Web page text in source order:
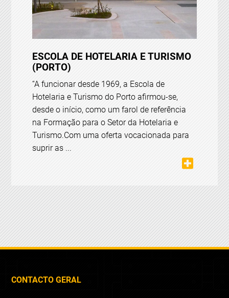
ESCOLA DE HOTELARIA E TURISMO
(PORTO)
“A funcionar desde 1969, a Escola de
Hotelaria e Turismo do Porto afirmou-se,
desde o início, como um farol de referência
na Formação para o Setor da Hotelaria e
Turismo.Com uma oferta vocacionada para
suprir as ...
CONTACTO GERAL